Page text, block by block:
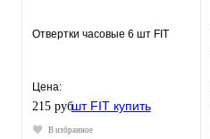
Отвертки часовые 6 шт FIT
Цена:
215 руб.
В избранное